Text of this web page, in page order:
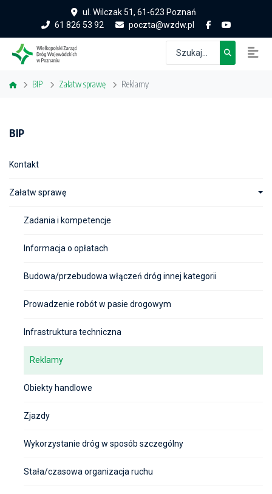
ul. Wilczak 51, 61-623 Poznań
61 826 53 92
poczta@wzdw.pl
BIP Załatw sprawę Reklamy
BIP
Kontakt
Załatw sprawę
Zadania i kompetencje
Informacja o opłatach
Budowa/przebudowa włączeń dróg innej kategorii
Prowadzenie robót w pasie drogowym
Infrastruktura techniczna
Reklamy
Obiekty handlowe
Zjazdy
Wykorzystanie dróg w sposób szczególny
Stała/czasowa organizacja ruchu